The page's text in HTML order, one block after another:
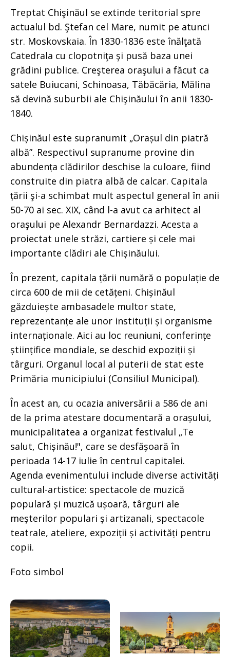
Treptat Chişinăul se extinde teritorial spre
actualul bd. Ştefan cel Mare, numit pe atunci
str. Moskovskaia. În 1830-1836 este înălţată
Catedrala cu clopotniţa şi pusă baza unei
grădini publice. Creşterea oraşului a făcut ca
satele Buiucani, Schinoasa, Tăbăcăria, Mălina
să devină suburbii ale Chişinăului în anii 1830-
1840.
Chișinăul este supranumit „Orașul din piatră
albă”. Respectivul supranume provine din
abundența clădirilor deschise la culoare, fiind
construite din piatra albă de calcar. Capitala
țării şi-a schimbat mult aspectul general în anii
50-70 ai sec. XIX, când l-a avut ca arhitect al
oraşului pe Alexandr Bernardazzi. Acesta a
proiectat unele străzi, cartiere și cele mai
importante clădiri ale Chișinăului.
În prezent, capitala țării numără o populație de
circa 600 de mii de cetățeni. Chișinăul
găzduiește ambasadele multor state,
reprezentanțe ale unor instituții și organisme
internaționale. Aici au loc reuniuni, conferințe
științifice mondiale, se deschid expoziții și
târguri. Organul local al puterii de stat este
Primăria municipiului (Consiliul Municipal).
În acest an, cu ocazia aniversării a 586 de ani
de la prima atestare documentară a orașului,
municipalitatea a organizat festivalul „Te
salut, Chișinău!", care se desfășoară în
perioada 14-17 iulie în centrul capitalei.
Agenda evenimentului include diverse activități
cultural-artistice: spectacole de muzică
populară și muzică ușoară, târguri ale
meșterilor populari și artizanali, spectacole
teatrale, ateliere, expoziții și activități pentru
copii.
Foto simbol